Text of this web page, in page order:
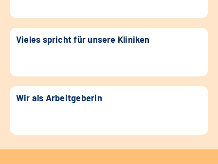
Vieles spricht für unsere Kliniken
Wir als Arbeitgeberin